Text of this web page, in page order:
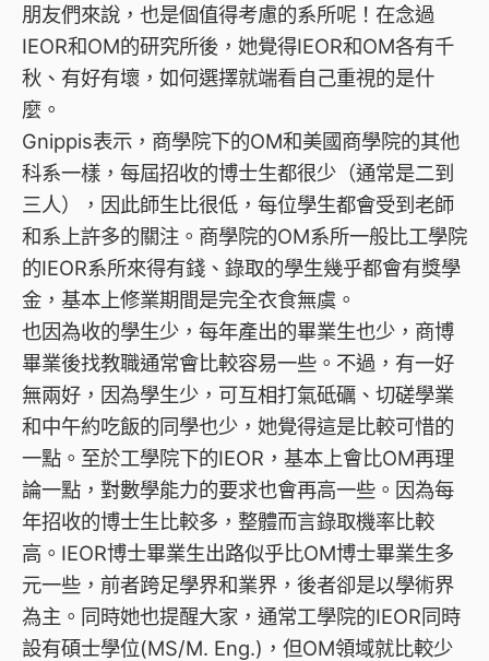
朋友們來說，也是個值得考慮的系所呢！在念過
IEOR和OM的研究所後，她覺得IEOR和OM各有千
秋、有好有壞，如何選擇就端看自己重視的是什
麼。
Gnippis表示，商學院下的OM和美國商學院的其他
科系一樣，每屆招收的博士生都很少（通常是二到
三人），因此師生比很低，每位學生都會受到老師
和系上許多的關注。商學院的OM系所一般比工學院
的IEOR系所來得有錢、錄取的學生幾乎都會有獎學
金，基本上修業期間是完全衣食無虞。
也因為收的學生少，每年產出的畢業生也少，商博
畢業後找教職通常會比較容易一些。不過，有一好
無兩好，因為學生少，可互相打氣砥礪、切磋學業
和中午約吃飯的同學也少，她覺得這是比較可惜的
一點。至於工學院下的IEOR，基本上會比OM再理
論一點，對數學能力的要求也會再高一些。因為每
年招收的博士生比較多，整體而言錄取機率比較
高。IEOR博士畢業生出路似乎比OM博士畢業生多
元一些，前者跨足學界和業界，後者卻是以學術界
為主。同時她也提醒大家，通常工學院的IEOR同時
設有碩士學位(MS/M. Eng.)，但OM領域就比較少